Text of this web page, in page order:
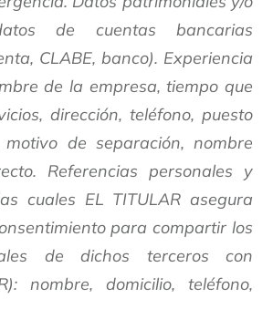
de cuentas bancarias
CLABE, banco). Experiencia
de la empresa, tiempo que
dirección, teléfono, puesto
motivo de separación, nombre
Referencias personales y
cuales EL TITULAR asegura
para compartir los
de dichos terceros con
nombre, domicilio, teléfono,